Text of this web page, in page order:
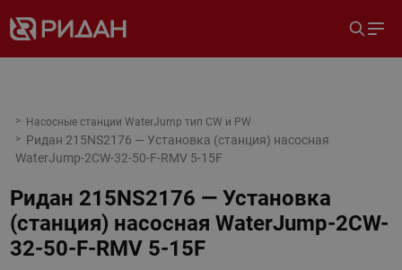
Насосные станции WaterJump тип CW и PW
Ридан 215NS2176 — Установка (станция) насосная
WaterJump-2CW-32-50-F-RMV 5-15F
Ридан 215NS2176 — Установка
(станция) насосная WaterJump-2CW-
32-50-F-RMV 5-15F